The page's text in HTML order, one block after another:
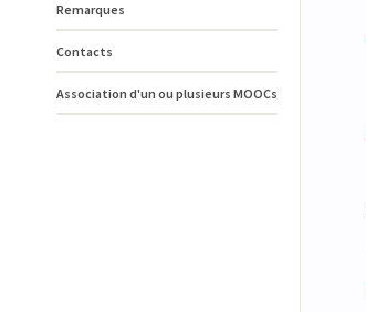
Remarques
Contacts
Association d'un ou plusieurs MOOCs